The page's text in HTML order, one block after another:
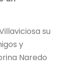
su
y
Naredo